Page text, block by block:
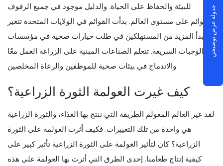
للبيئة والحفاظ على الحياة. والدليل موجود في جميع الرفوف
والقوائم على مستوى العالم. بدأت القوائم في الولايات المتحدة تتغير
وبدأ المزيد من المستهلكين في طلب خيارات صحية في مؤسسات
الوجبات السريعة. تتعلم الصناعات المبنية على الزراعة العمل معًا
والاندماج في بيئات صحية للموظفين والرعاة المخلصين.
كيف غيرت العولمة الثورة الزراعية؟
لقد غير العالم المعولم الطريقة التي ننتج بها الغذاء، والثورة الزراعية
هي واحدة من تلك التغييرات. فكيف أثرت العولمة على الثورة
الزراعية؟ كان لتأثير العولمة على الثورة الزراعية تأثير كبير على
كيفية إنتاج طعامنا. إحدى الطرق التي أثرت بها العولمة على هذه
جدولة عرض توضيحي